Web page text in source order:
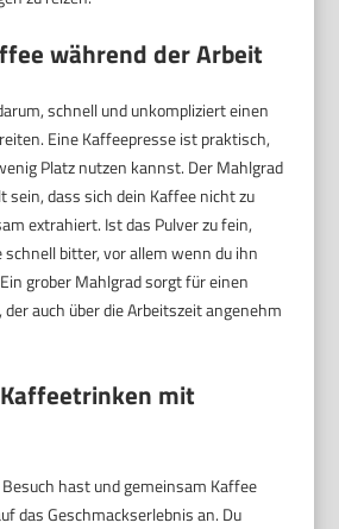
während der Arbeit
schnell und unkompliziert einen
Eine Kaffeepresse ist praktisch,
Platz nutzen kannst. Der Mahlgrad
sein, dass sich dein Kaffee nicht zu
extrahiert. Ist das Pulver zu fein,
bitter, vor allem wenn du ihn
grober Mahlgrad sorgt für einen
auch über die Arbeitszeit angenehm
mit
hast und gemeinsam Kaffee
das Geschmackserlebnis an. Du